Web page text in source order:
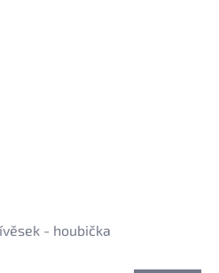
- houbička